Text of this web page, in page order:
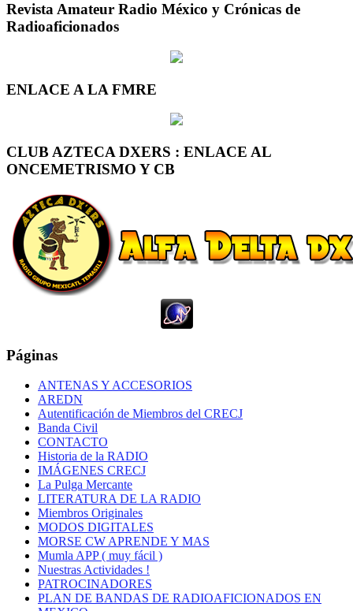
Revista Amateur Radio México y Crónicas de
Radioaficionados
ENLACE A LA FMRE
CLUB AZTECA DXERS : ENLACE AL
ONCEMETRISMO Y CB
Páginas
ANTENAS Y ACCESORIOS
AREDN
Autentificación de Miembros del CRECJ
Banda Civil
CONTACTO
Historia de la RADIO
IMÁGENES CRECJ
La Pulga Mercante
LITERATURA DE LA RADIO
Miembros Originales
MODOS DIGITALES
MORSE CW APRENDE Y MAS
Mumla APP ( muy fácil )
Nuestras Actividades !
PATROCINADORES
PLAN DE BANDAS DE RADIOAFICIONADOS EN